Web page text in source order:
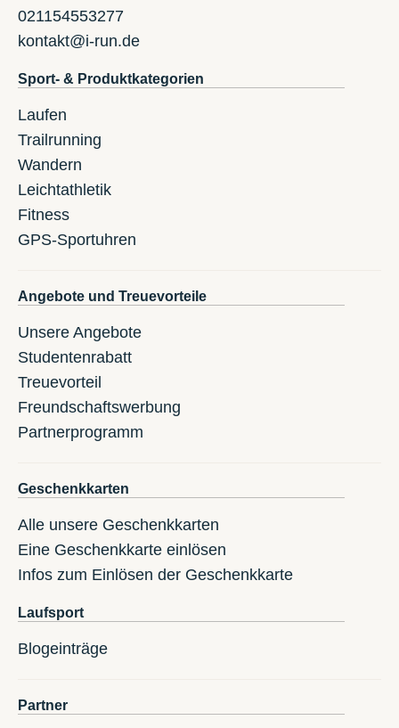
021154553277
kontakt@i-run.de
Sport- & Produktkategorien
Laufen
Trailrunning
Wandern
Leichtathletik
Fitness
GPS-Sportuhren
Angebote und Treuevorteile
Unsere Angebote
Studentenrabatt
Treuevorteil
Freundschaftswerbung
Partnerprogramm
Geschenkkarten
Alle unsere Geschenkkarten
Eine Geschenkkarte einlösen
Infos zum Einlösen der Geschenkkarte
Laufsport
Blogeinträge
Partner